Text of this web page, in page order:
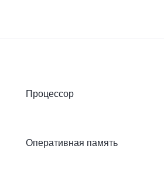
Процессор
Оперативная память